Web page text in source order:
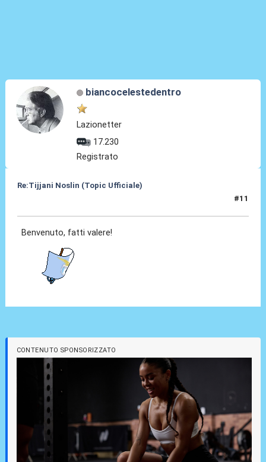
biancocelestedentro
Lazionetter
17.230
Registrato
Re:Tijjani Noslin (Topic Ufficiale)
#11
Benvenuto, fatti valere!
CONTENUTO SPONSORIZZATO